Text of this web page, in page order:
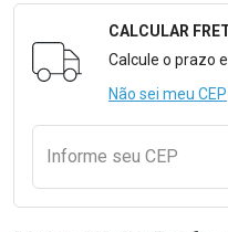
Formulário para
CALCULAR
Calcule o prazo
Não sei meu CEP
Informe seu CEP